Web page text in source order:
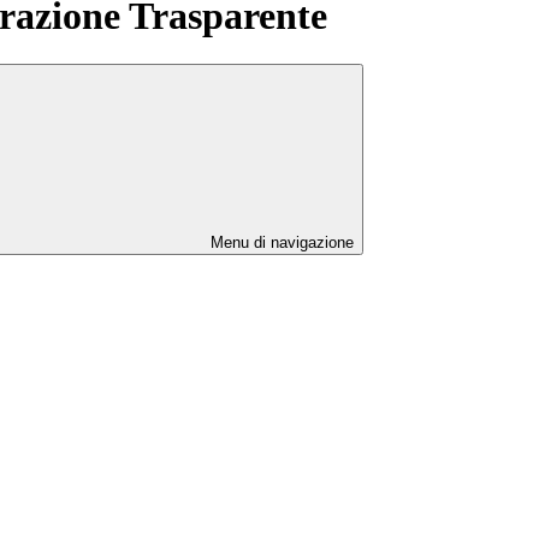
Trasparente
Menu di navigazione